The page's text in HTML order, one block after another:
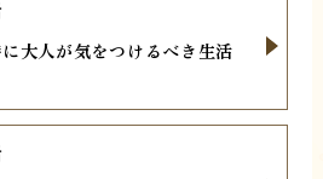
大人が気をつけるべき生活